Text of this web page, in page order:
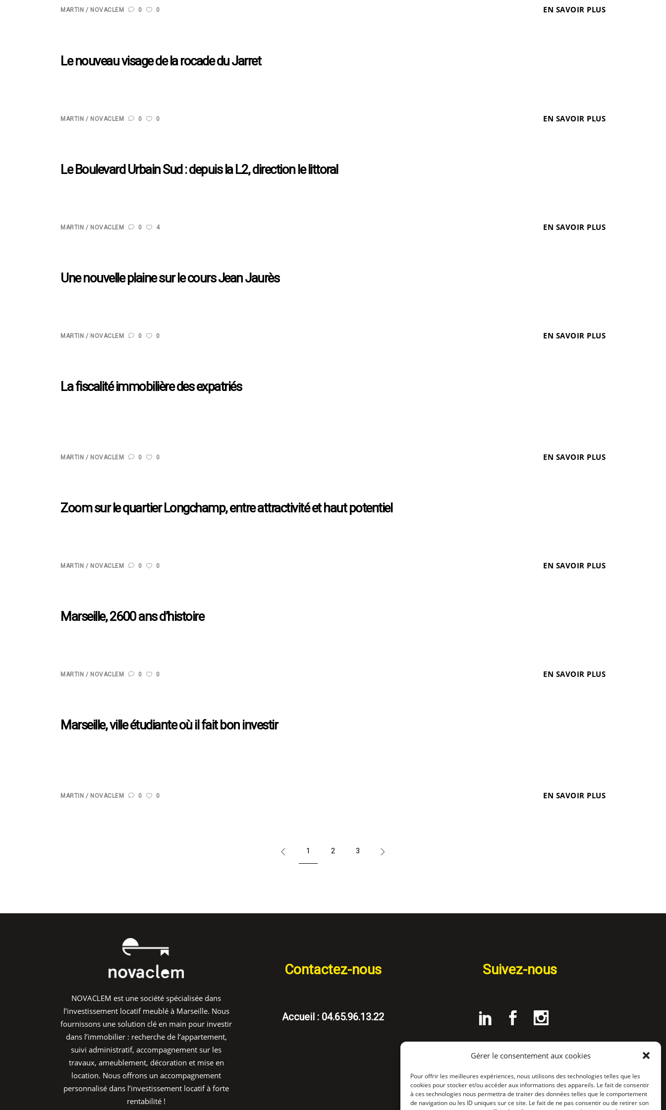
Gérer le consentement aux cookies
Pour offrir les meilleures expériences, nous utilisons des technologies telles que les
cookies pour stocker et/ou accéder aux informations des appareils. Le fait de consentir
à ces technologies nous permettra de traiter des données telles que le comportement
de navigation ou les ID uniques sur ce site. Le fait de ne pas consentir ou de retirer son
MARTIN NOVACLEM 0 0 EN SAVOIR PLUS
Le nouveau visage de la rocade du Jarret
MARTIN NOVACLEM 0 0 EN SAVOIR PLUS
Le Boulevard Urbain Sud : depuis la L2, direction le littoral
MARTIN NOVACLEM 0 4 EN SAVOIR PLUS
Une nouvelle plaine sur le cours Jean Jaurès
MARTIN NOVACLEM 0 0 EN SAVOIR PLUS
La fiscalité immobilière des expatriés
MARTIN NOVACLEM 0 0 EN SAVOIR PLUS
Zoom sur le quartier Longchamp, entre attractivité et haut potentiel
MARTIN NOVACLEM 0 0 EN SAVOIR PLUS
Marseille, 2600 ans d’histoire
MARTIN NOVACLEM 0 0 EN SAVOIR PLUS
Marseille, ville étudiante où il fait bon investir
MARTIN NOVACLEM 0 0 EN SAVOIR PLUS
1 2 3
NOVACLEM est une société spécialisée dans
l’investissement locatif meublé à Marseille. Nous
fournissons une solution clé en main pour investir
dans l’immobilier : recherche de l’appartement,
suivi administratif, accompagnement sur les
travaux, ameublement, décoration et mise en
location. Nous offrons un accompagnement
personnalisé dans l’investissement locatif à forte
rentabilité !
Contactez-nous
Accueil : 04.65.96.13.22
Suivez-nous